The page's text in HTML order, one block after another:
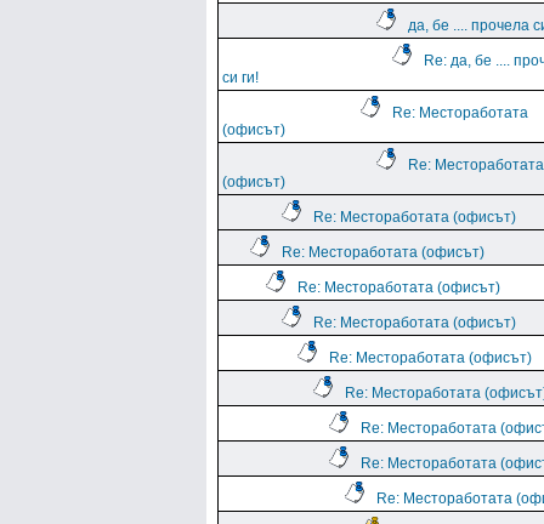
да, бе .... прочела
Re: да, бе ....
си ги!
Re: Местоработата
(офисът)
Re: Местоработата
(офисът)
Re: Местоработата (офисът)
Re: Местоработата (офисът)
Re: Местоработата (офисът)
Re: Местоработата (офисът)
Re: Местоработата (офисът)
Re: Местоработата
Re: Местоработата
Re: Местоработата
Re: Местоработата